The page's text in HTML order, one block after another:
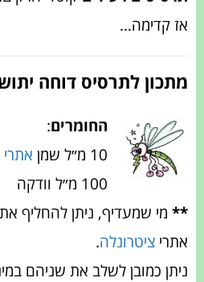
אז קדימה…
מתכון לתרסיס דוחה
החומרים:
10 מ״ל שמן
אתרי
100 מ״ל וודקה
** מי שמעדיף, ניתן להחליף
אתרי ציטרונלה.
ניתן כמובן לשלב את שניהם